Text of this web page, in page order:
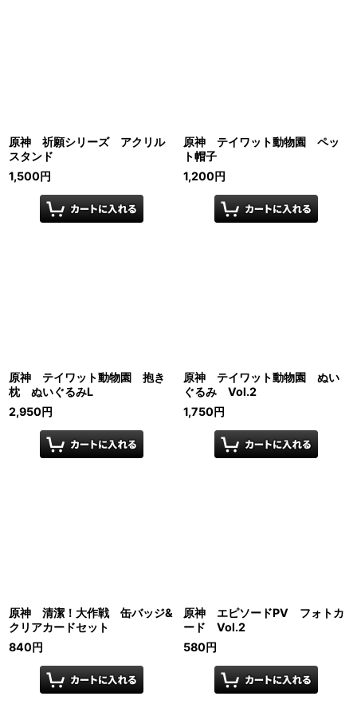
原神 祈願シリーズ アクリル
スタンド
1,500円
原神 テイワット動物園 ペッ
ト帽子
1,200円
原神 テイワット動物園 抱き
枕 ぬいぐるみL
2,950円
原神 テイワット動物園 ぬい
ぐるみ Vol.2
1,750円
原神 清潔！大作戦 缶バッジ&
クリアカードセット
840円
原神 エピソードPV フォトカ
ード Vol.2
580円